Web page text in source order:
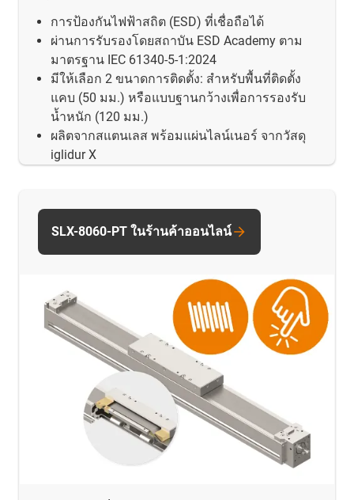
การป้องกันไฟฟ้าสถิต (ESD) ที่เชื่อถือได้
ผ่านการรับรองโดยสถาบัน ESD Academy ตาม
มาตรฐาน IEC 61340-5-1:2024
มีให้เลือก 2 ขนาดการติดตั้ง: สำหรับพื้นที่ติดตั้ง
แคบ (50 มม.) หรือแบบฐานกว้างเพื่อการรองรับ
น้ำหนัก (120 มม.)
ผลิตจากสแตนเลส พร้อมแผ่นไลน์เนอร์ จากวัสดุ
iglidur X
SLX-8060-PT ในร้านค้าออนไลน์